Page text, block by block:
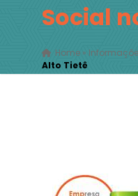
Social
Home»
Alto Tietê